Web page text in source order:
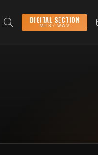
DIGITAL SECTION
MP3 / WAV